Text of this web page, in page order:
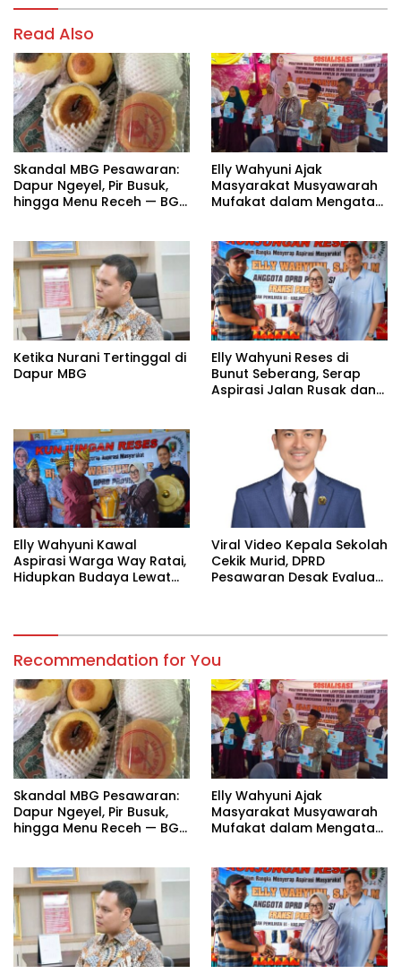
Read Also
Skandal MBG Pesawaran:
Dapur Ngeyel, Pir Busuk,
hingga Menu Receh — BGN
Elly Wahyuni Ajak
Masyarakat Musyawarah
Mufakat dalam Mengatasi
Ketika Nurani Tertinggal di
Dapur MBG
Elly Wahyuni Reses di
Bunut Seberang, Serap
Aspirasi Jalan Rusak dan
Elly Wahyuni Kawal
Aspirasi Warga Way Ratai,
Hidupkan Budaya Lewat
Viral Video Kepala Sekolah
Cekik Murid, DPRD
Pesawaran Desak Evaluasi
Recommendation for You
Skandal MBG Pesawaran:
Dapur Ngeyel, Pir Busuk,
hingga Menu Receh — BGN
Elly Wahyuni Ajak
Masyarakat Musyawarah
Mufakat dalam Mengatasi